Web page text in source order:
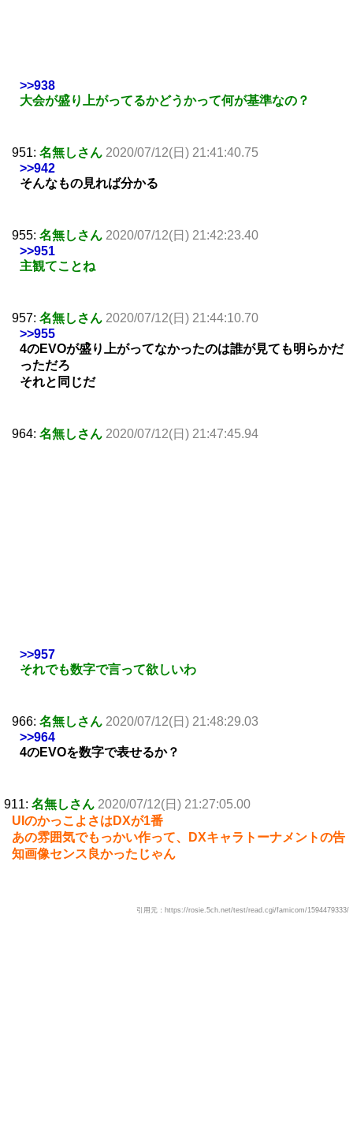
>>938
大会が盛り上がってるかどうかって何が基準なの？
951: 名無しさん 2020/07/12(日) 21:41:40.75
>>942
そんなもの見れば分かる
955: 名無しさん 2020/07/12(日) 21:42:23.40
>>951
主観てことね
957: 名無しさん 2020/07/12(日) 21:44:10.70
>>955
4のEVOが盛り上がってなかったのは誰が見ても明らかだ
っただろ
それと同じだ
964: 名無しさん 2020/07/12(日) 21:47:45.94
>>957
それでも数字で言って欲しいわ
966: 名無しさん 2020/07/12(日) 21:48:29.03
>>964
4のEVOを数字で表せるか？
911: 名無しさん 2020/07/12(日) 21:27:05.00
UIのかっこよさはDXが1番
あの雰囲気でもっかい作って、DXキャラトーナメントの告
知画像センス良かったじゃん
引用元：https://rosie.5ch.net/test/read.cgi/famicom/1594479333/